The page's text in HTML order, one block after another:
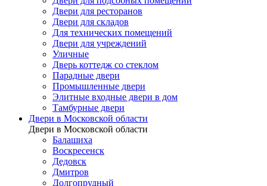
Двери для ресторанов
Двери для складов
Для технических помещений
Двери для учреждений
Уличные
Дверь коттедж со стеклом
Парадные двери
Промышленные двери
Элитные входные двери в дом
Тамбурные двери
Двери в Московской области
Двери в Московской области
Балашиха
Воскресенск
Дедовск
Дмитров
Долгопрудный